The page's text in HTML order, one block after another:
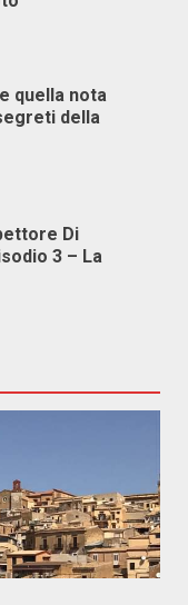
quella nota
della
Di
3 – La